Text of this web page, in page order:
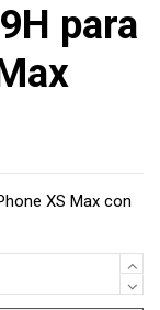
para
XS Max con